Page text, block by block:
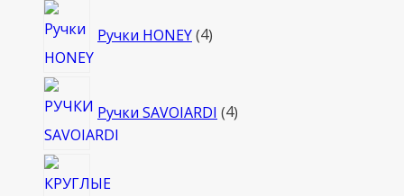
Ручки HONEY 4товара
Ручки SAVOIARDI 4товара